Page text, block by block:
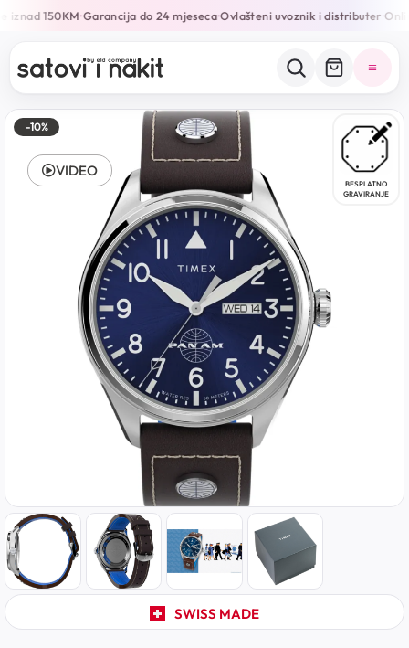
150KM•Garancija do 24 mjeseca•Ovlašteni uvoznik i distributer•
-10%
BESPLATNO
GRAVIRANJE
SWISS MADE
VIDEO